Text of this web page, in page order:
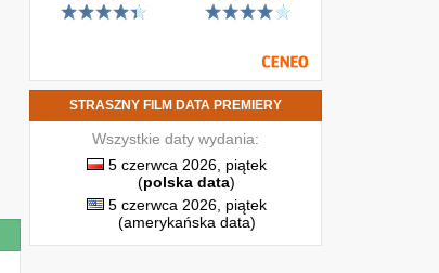
STRASZNY FILM DATA PREMIERY
Wszystkie daty wydania:
5 czerwca 2026, piątek
(polska data)
5 czerwca 2026, piątek
(amerykańska data)